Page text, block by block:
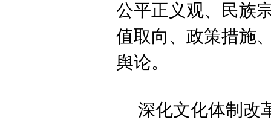
公平正义观、民族
值取向、政策措施
舆论。
深化文化体制改